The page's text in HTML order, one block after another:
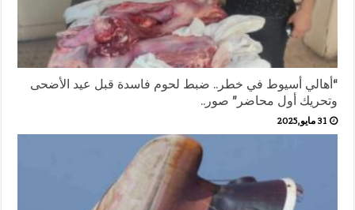
“أهالي أسيوط في خطر.. ضبط لحوم فاسدة قبل عيد الأضحى
وتحريك أول محاضر” صور..
31 مايو,2025